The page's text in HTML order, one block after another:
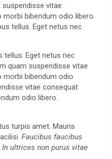
vitae
bibendum odio libero.
tellus. Eget netus nec
Eget netus nec
quam suspendisse vitae
bibendum odio
vitae consequat
odio libero.
turpis amet. Mauris
Faucibus faucibus
ultrices non purus vitae